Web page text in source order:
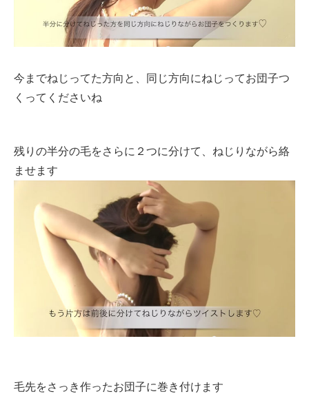
今までねじってた方向と、同じ方向にねじってお団子つ
くってくださいね
残りの半分の毛をさらに２つに分けて、ねじりながら絡
ませます
毛先をさっき作ったお団子に巻き付けます